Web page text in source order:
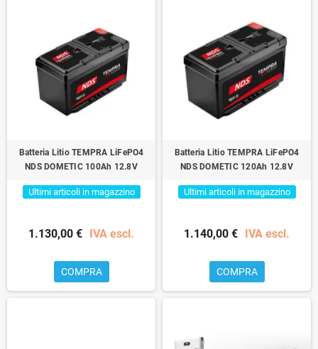
Batteria Litio TEMPRA LiFePO4
NDS DOMETIC 100Ah 12.8V
Ultimi articoli in magazzino
1.130,00 € IVA escl.
COMPRA
Batteria Litio TEMPRA LiFePO4
NDS DOMETIC 120Ah 12.8V
Ultimi articoli in magazzino
1.140,00 € IVA escl.
COMPRA